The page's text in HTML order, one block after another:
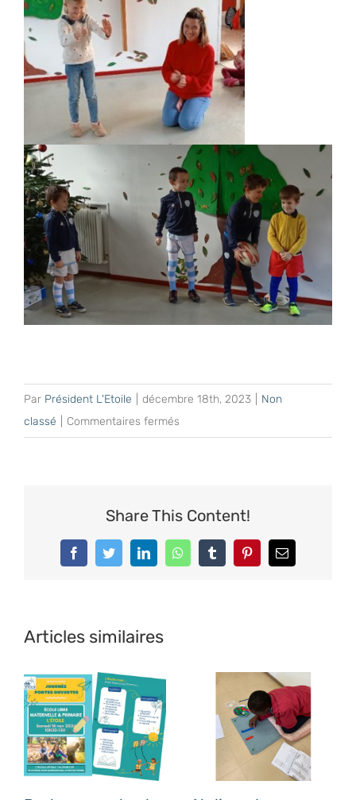
Par Président L'Etoile décembre 18th, 2023
Non
classé
Commentaires fermés
à
!
Share This Content!
FacebookTwitterLinkedInWhatsAppTumblrPinterestEmail
Articles similaires